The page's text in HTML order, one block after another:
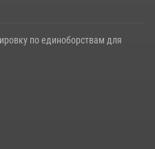
по единоборствам для